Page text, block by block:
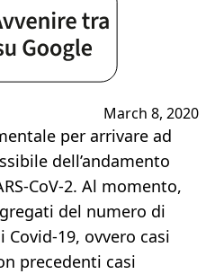
March 8, 2020
per arrivare ad
dell’andamento
CoV-2. Al momento,
del numero di
19, ovvero casi
precedenti casi